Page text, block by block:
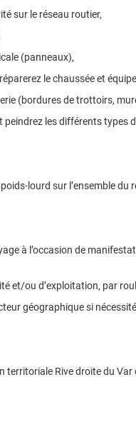
sur le réseau routier,
(panneaux),
le chaussée et
(bordures de trottoirs,
peindrez les différents
lourd sur l’ensemble du
à l’occasion de
et/ou d’exploitation, par
géographique si
territoriale Rive droite du